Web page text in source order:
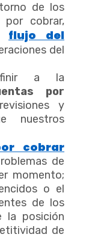
de los
cobrar,
flujo del
del
a la
por
y
nuestros
cobrar
de
momento;
o el
de los
la posición
de